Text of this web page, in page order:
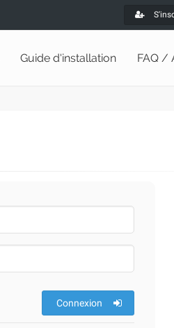
Guide d'installation FAQ /
Connexion